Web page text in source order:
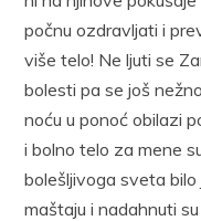
počnu ozdravljati i
više telo! Ne ljuti se
bolesti pa se još
noću u ponoć obilazi
i bolno telo za mene
bolešljivoga sveta
maštaju i nadahnuti